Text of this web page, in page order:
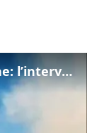
Incendio tra Duino e Monfalcone: l’intervento dei vigili del fuoco